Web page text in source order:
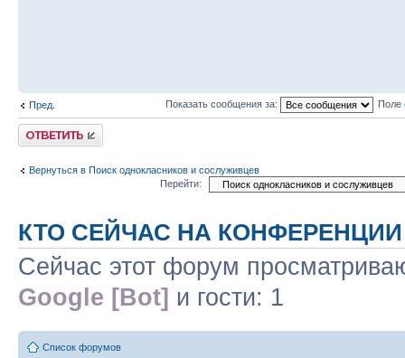
Пред. Показать сообщения за: Поле
Ответить
Вернуться в Поиск однокласников и сослуживцев
Перейти:
КТО СЕЙЧАС НА КОНФЕРЕНЦИИ
Сейчас этот форум
Google [Bot] и гости: 1
Список форумов